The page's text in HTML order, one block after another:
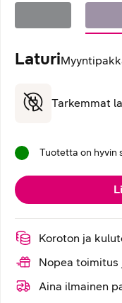
Laturi
Tarkemmat
Tuotetta on hyvin
Koroton ja
Nopea toimitus
Aina ilmainen